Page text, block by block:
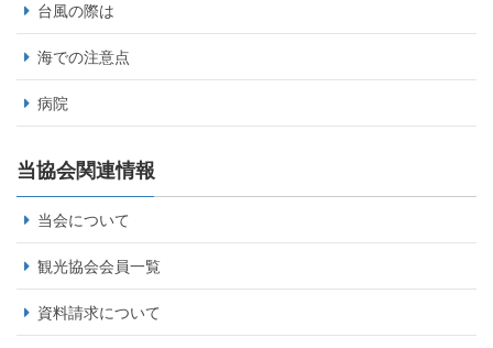
台風の際は
海での注意点
病院
当協会関連情報
当会について
観光協会会員一覧
資料請求について